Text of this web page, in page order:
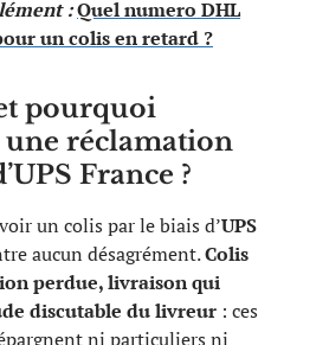
:Quel numero DHL
un colis en retard ?
pourquoi
une réclamation
France ?
un colis par le biais d’UPS
aucun désagrément.Colis
perdue, livraison qui
discutable du livreur : ces
ni particuliers ni